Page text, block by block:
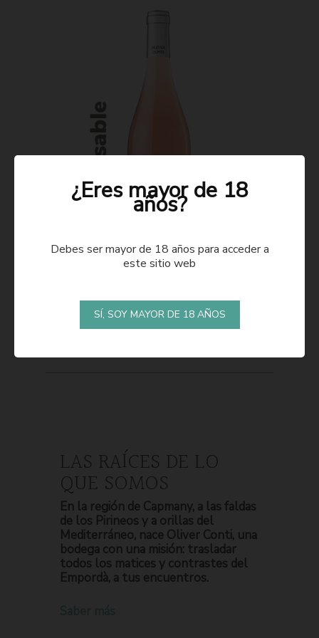
LAS RAÍCES DE LO
QUE SOMOS
En la región de Capmany, a las faldas
de los Pirineos y a orillas del
Mediterráneo, nace Oliver Conti, una
bodega con una misión: trasladar
todos los matices y contrastes del
Empordà, a tus encuentros.
¿Eres mayor de 18
años?
Debes ser mayor de 18 años para acceder a
este sitio web
SÍ, SOY MAYOR DE 18 AÑOS